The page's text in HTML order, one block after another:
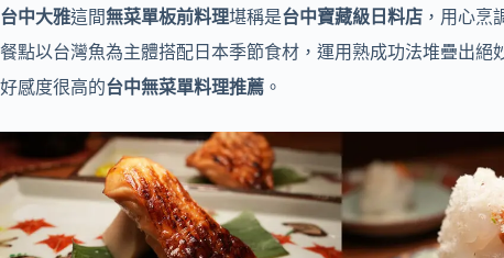
台中大雅這間無菜單板前料理堪稱是台中寶藏級日料店 ，用心烹
餐點以台灣魚為主體搭配日本季節食材，運用熟成功法堆疊出絕
好感度很高的台中無菜單料理推薦 。